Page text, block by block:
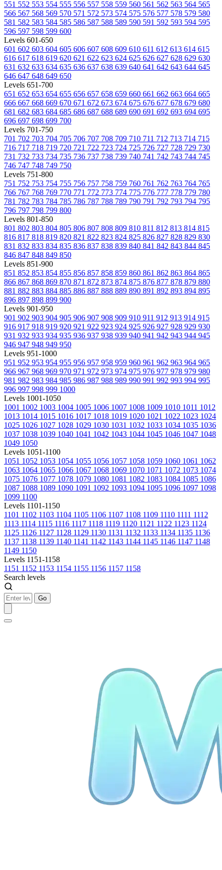
551 552 553 554 555 556 557 558 559 560 561 562 563 564 565
566 567 568 569 570 571 572 573 574 575 576 577 578 579 580
581 582 583 584 585 586 587 588 589 590 591 592 593 594 595
596 597 598 599 600
Levels 601-650
601 602 603 604 605 606 607 608 609 610 611 612 613 614 615
616 617 618 619 620 621 622 623 624 625 626 627 628 629 630
631 632 633 634 635 636 637 638 639 640 641 642 643 644 645
646 647 648 649 650
Levels 651-700
651 652 653 654 655 656 657 658 659 660 661 662 663 664 665
666 667 668 669 670 671 672 673 674 675 676 677 678 679 680
681 682 683 684 685 686 687 688 689 690 691 692 693 694 695
696 697 698 699 700
Levels 701-750
701 702 703 704 705 706 707 708 709 710 711 712 713 714 715
716 717 718 719 720 721 722 723 724 725 726 727 728 729 730
731 732 733 734 735 736 737 738 739 740 741 742 743 744 745
746 747 748 749 750
Levels 751-800
751 752 753 754 755 756 757 758 759 760 761 762 763 764 765
766 767 768 769 770 771 772 773 774 775 776 777 778 779 780
781 782 783 784 785 786 787 788 789 790 791 792 793 794 795
796 797 798 799 800
Levels 801-850
801 802 803 804 805 806 807 808 809 810 811 812 813 814 815
816 817 818 819 820 821 822 823 824 825 826 827 828 829 830
831 832 833 834 835 836 837 838 839 840 841 842 843 844 845
846 847 848 849 850
Levels 851-900
851 852 853 854 855 856 857 858 859 860 861 862 863 864 865
866 867 868 869 870 871 872 873 874 875 876 877 878 879 880
881 882 883 884 885 886 887 888 889 890 891 892 893 894 895
896 897 898 899 900
Levels 901-950
901 902 903 904 905 906 907 908 909 910 911 912 913 914 915
916 917 918 919 920 921 922 923 924 925 926 927 928 929 930
931 932 933 934 935 936 937 938 939 940 941 942 943 944 945
946 947 948 949 950
Levels 951-1000
951 952 953 954 955 956 957 958 959 960 961 962 963 964 965
966 967 968 969 970 971 972 973 974 975 976 977 978 979 980
981 982 983 984 985 986 987 988 989 990 991 992 993 994 995
996 997 998 999 1000
Levels 1001-1050
1001 1002 1003 1004 1005 1006 1007 1008 1009 1010 1011 1012
1013 1014 1015 1016 1017 1018 1019 1020 1021 1022 1023 1024
1025 1026 1027 1028 1029 1030 1031 1032 1033 1034 1035 1036
1037 1038 1039 1040 1041 1042 1043 1044 1045 1046 1047 1048
1049 1050
Levels 1051-1100
1051 1052 1053 1054 1055 1056 1057 1058 1059 1060 1061 1062
1063 1064 1065 1066 1067 1068 1069 1070 1071 1072 1073 1074
1075 1076 1077 1078 1079 1080 1081 1082 1083 1084 1085 1086
1087 1088 1089 1090 1091 1092 1093 1094 1095 1096 1097 1098
1099 1100
Levels 1101-1150
1101 1102 1103 1104 1105 1106 1107 1108 1109 1110 1111 1112
1113 1114 1115 1116 1117 1118 1119 1120 1121 1122 1123 1124
1125 1126 1127 1128 1129 1130 1131 1132 1133 1134 1135 1136
1137 1138 1139 1140 1141 1142 1143 1144 1145 1146 1147 1148
1149 1150
Levels 1151-1158
1151 1152 1153 1154 1155 1156 1157 1158
Search levels
Go